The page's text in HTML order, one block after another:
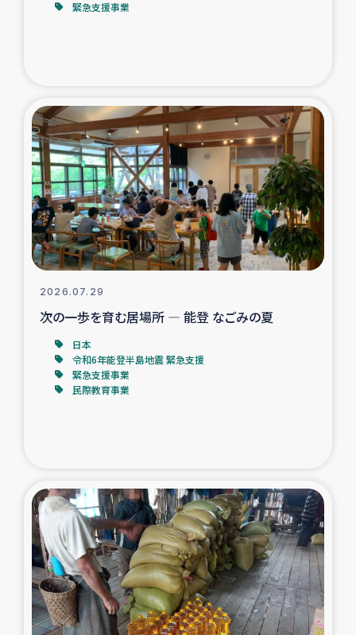
コーヒー生産者支援
アイナロ県マウベシ郡でのコーヒー畑改善事業
ベイルート大規模爆発被災者支援
女性の生計向上支援
アグロフォレストリー（カカオ）事業
緊急支援事業
2026.07.29
次の一歩を育む居場所 ― 能登 なごみの夏
日本
令和6年能登半島地震 緊急支援
緊急支援事業
民際教育事業